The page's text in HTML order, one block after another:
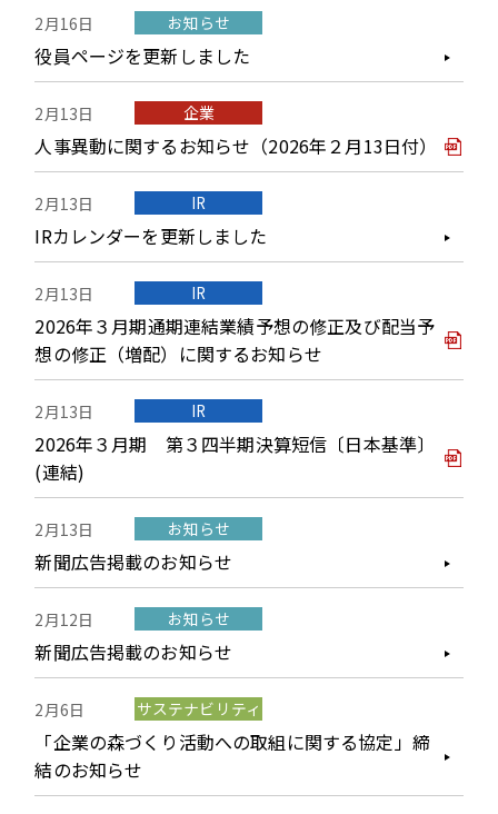
2月16日 お知らせ
役員ページを更新しました
2月13日 企業
人事異動に関するお知らせ（2026年２月13日付）
2月13日 IR
IRカレンダーを更新しました
2月13日 IR
2026年３月期通期連結業績予想の修正及び配当予
想の修正（増配）に関するお知らせ
2月13日 IR
2026年３月期 第３四半期決算短信〔日本基準〕
(連結)
2月13日 お知らせ
新聞広告掲載のお知らせ
2月12日 お知らせ
新聞広告掲載のお知らせ
2月6日 サステナビリティ
「企業の森づくり活動への取組に関する協定」締
結のお知らせ